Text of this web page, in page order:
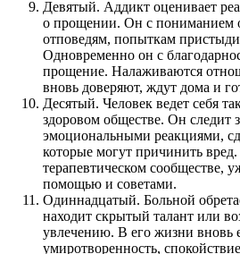
Девятый. Аддикт оценивает
о прощении. Он с пониманием
отповедям, попыткам
Одновременно он с
прощение. Налаживаются
вновь доверяют, ждут дома и
Десятый. Человек ведет себя
здоровом обществе. Он следит
эмоциональными реакциями,
которые могут причинить
терапевтическом сообществе,
помощью и советами.
Одиннадцатый. Больной
находит скрытый талант или
увлечению. В его жизни вновь
умиротворенность,